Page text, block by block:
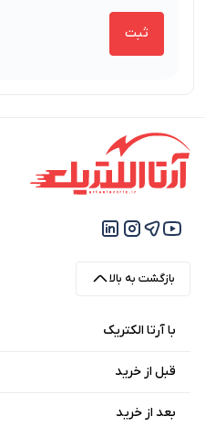
بازگشت به بالا
با آرتا الکتریک
قبل از خرید
بعد از خرید